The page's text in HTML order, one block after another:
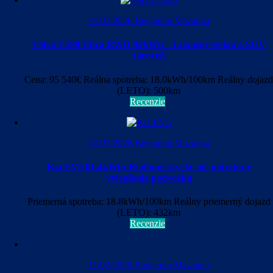
31/07/2026 Benjamin Mazanka
Volvo ES90 Ultra RWD 92kWh – Luxusný sedan a SUV
zároveň
Cena: 95 540€ Reálna spotreba: 18.0kWh/100km Reálny dojazd
(LETO): 500km
Recenzie
31/07/2026 Benjamin Mazanka
Kia EV5 81.4kWh: Rodinne skvelá, ale potrebuje
vylepšenia podvozku
Priemerná spotreba: 18.8kWh/100km Reálny priemerný dojazd
(LETO): 432km
Recenzie
11/07/2026 Benjamin Mazanka